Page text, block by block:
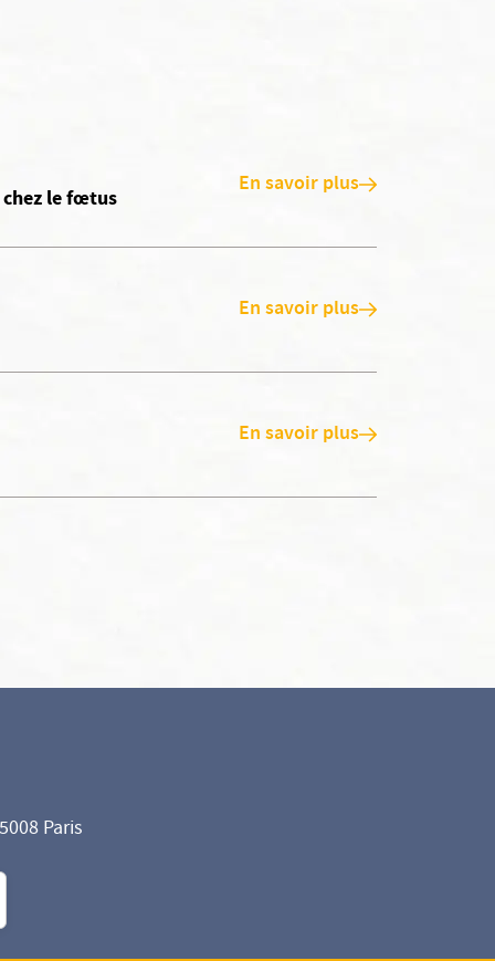
chez le fœtus En savoir plus
En savoir plus
En savoir plus
Paris